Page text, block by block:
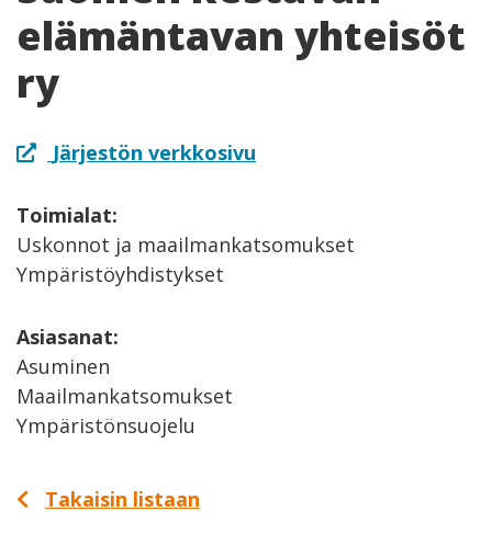
elämäntavan yhteisöt
ry
Järjestön verkkosivu
Toimialat:
Uskonnot ja maailmankatsomukset
Ympäristöyhdistykset
Asiasanat:
Asuminen
Maailmankatsomukset
Ympäristönsuojelu
Takaisin listaan